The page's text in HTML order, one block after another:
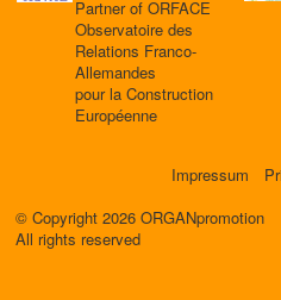
Partner of ORFACE
Observatoire des
Relations Franco-
Allemandes
pour la Construction
Européenne
Impressum
© Copyright 2026 ORGANpromotion
All rights reserved